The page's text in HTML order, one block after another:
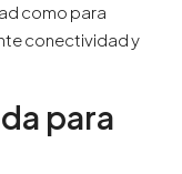
como para
conectividad y
para